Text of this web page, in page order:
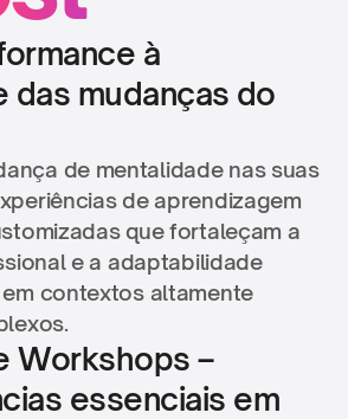
à
das mudanças do
de mentalidade nas suas
de aprendizagem
que fortaleçam a
e a adaptabilidade
contextos altamente
Workshops –
essenciais em